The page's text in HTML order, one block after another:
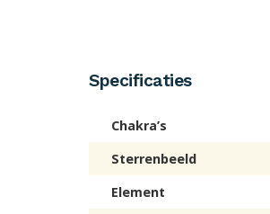
Specificaties
Chakra’s
Sterrenbeeld
Element